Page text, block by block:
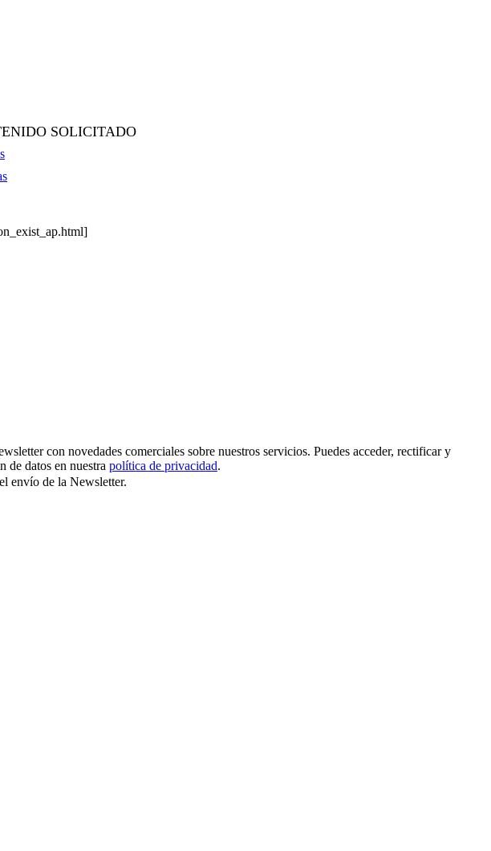
SOLICITADO
con novedades comerciales sobre nuestros servicios. Puedes acceder, rectificar y
de datos en nuestra política de privacidad.
envío de la Newsletter.